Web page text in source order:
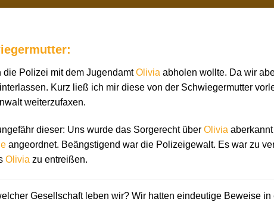
die Polizei mit dem JugendamtOlivia abholen wollte. Da wir
Kurz ließ ich mir diese von der Schwiegermutter
weiterzufaxen.
dieser: Uns wurde das Sorgerecht über Olivia
angeordnet. Beängstigend war die Polizeigewalt. Es war zu
Olivia zu entreißen.
Gesellschaft leben wir? Wir hatten eindeutige Beweise in